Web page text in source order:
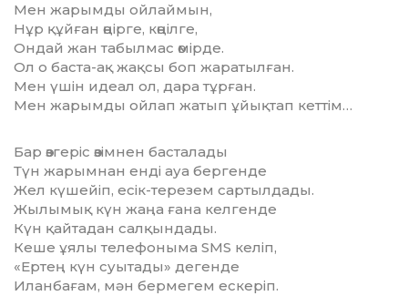
Мен жарымды ойлаймын,
Нұр құйған өңірге, көңілге,
Ондай жан табылмас өмірде.
Ол о баста-ақ жақсы боп жаратылған.
Мен үшін идеал ол, дара тұрған.
Мен жарымды ойлап жатып ұйықтап кеттім…
Бар өзгеріс өзімнен басталады
Түн жарымнан енді ауа бергенде
Жел күшейіп, есік-терезем сартылдады.
Жылымық күн жаңа ғана келгенде
Күн қайтадан салқындады.
Кеше ұялы телефоныма SMS келіп,
«Ертең күн суытады» дегенде
Иланбағам, мән бермегем ескеріп.